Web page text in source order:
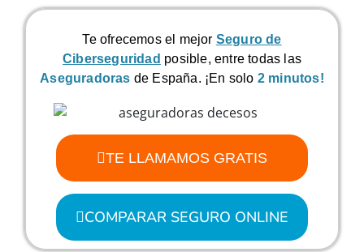
Te ofrecemos el mejor Seguro de
Ciberseguridad posible, entre todas las
Aseguradoras de España. ¡En solo 2 minutos!
TE LLAMAMOS GRATIS
COMPARAR SEGURO ONLINE